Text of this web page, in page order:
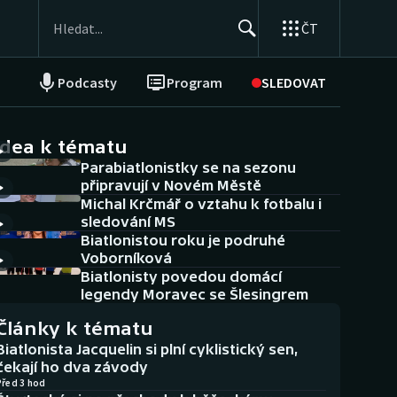
ČT
Podcasty Program SLEDOVAT
NEPŘEHLÉDNĚTE
Historické návraty
Aplikace ČT sport
AZ kvíz
k tématu
Parabiatlonistky se na sezonu
připravují v Novém Městě
Michal Krčmář o vztahu k fotbalu i
sledování MS
Biatlonistou roku je podruhé
Voborníková
Biatlonisty povedou domácí
legendy Moravec se Šlesingrem
k tématu
Jacquelin si plní cyklistický sen,
ho dva závody
3 hod